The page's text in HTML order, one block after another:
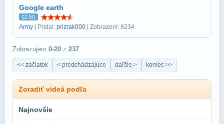
Google earth
02:50
Army | Pridal: prizrak000 | Zobrazení: 8234
Zobrazujem 0-20 z 237
<< začiatok < predchádzajúce daľšie > koniec >>
Zoradiť videá podľa
Najnovšie